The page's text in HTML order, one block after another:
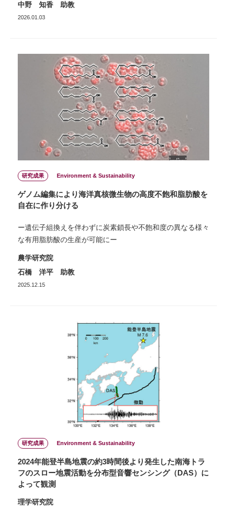
中野 知香 助教
2026.01.03
研究成果 Environment & Sustainability
ゲノム編集により海洋真核微生物の高度不飽和脂肪酸を
自在に作り分ける
ー遺伝子組換えを伴わずに炭素鎖長や不飽和度の異なる様々
な有用脂肪酸の生産が可能にー
農学研究院
石橋 洋平 助教
2025.12.15
研究成果 Environment & Sustainability
2024年能登半島地震の約3時間後より発生した南海トラ
フのスロー地震活動を分布型音響センシング（DAS）に
よって観測
理学研究院